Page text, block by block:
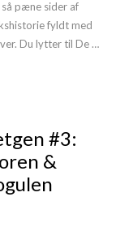
pæne sider af
fyldt med
Du lytter til De
#3:
&